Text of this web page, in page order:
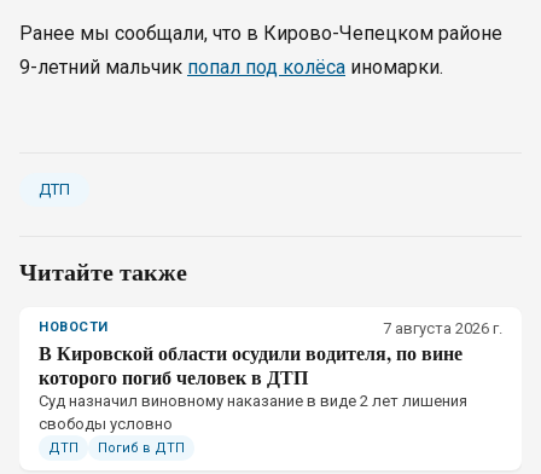
Ранее мы сообщали, что в Кирово-Чепецком районе
9-летний мальчик попал под колёса иномарки.
ДТП
Читайте также
НОВОСТИ 7 августа 2026 г.
В Кировской области осудили водителя, по вине
которого погиб человек в ДТП
Суд назначил виновному наказание в виде 2 лет лишения
свободы условно
ДТП Погиб в ДТП